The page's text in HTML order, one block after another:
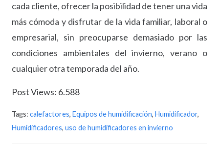
cada cliente, ofrecer la posibilidad de tener una vida
más cómoda y disfrutar de la vida familiar, laboral o
empresarial, sin preocuparse demasiado por las
condiciones ambientales del invierno, verano o
cualquier otra temporada del año.
Post Views: 6.588
Tags: calefactores, Equipos de humidificación, Humidificador,
Humidificadores, uso de humidificadores en invierno